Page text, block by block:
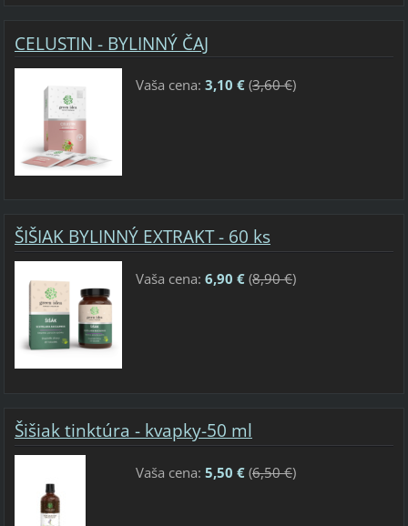
CELUSTIN - BYLINNÝ ČAJ
Vaša cena: 3,10 €(3,60 €)
ŠIŠIAK BYLINNÝ EXTRAKT - 60 ks
Vaša cena: 6,90 €(8,90 €)
Šišiak tinktúra - kvapky-50 ml
Vaša cena: 5,50 €(6,50 €)